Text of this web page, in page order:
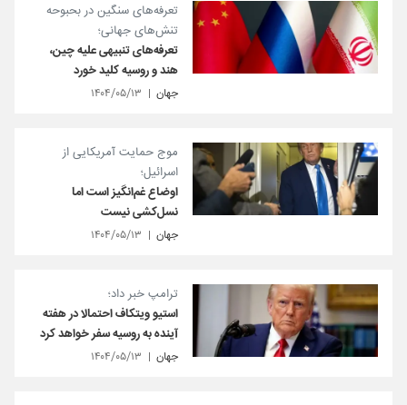
تعرفه‌های سنگین در بحبوحه
تنش‌های جهانی؛
تعرفه‌های تنبیهی علیه چین،
هند و روسیه کلید خورد
جهان ۱۴۰۴/۰۵/۱۳
موج حمایت آمریکایی از
اسرائیل؛
اوضاع غم‌انگیز است اما
نسل‌کشی نیست
جهان ۱۴۰۴/۰۵/۱۳
ترامپ خبر داد؛
استیو ویتکاف احتمالا در هفته
آینده به روسیه سفر خواهد کرد
جهان ۱۴۰۴/۰۵/۱۳